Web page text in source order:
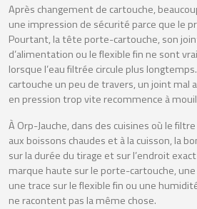
Après changement de cartouche,
une impression de sécurité parce que le
Pourtant, la tête porte-cartouche, son
d’alimentation ou le flexible fin ne sont
lorsque l’eau filtrée circule plus
cartouche un peu de travers, un joint mal
en pression trop vite recommence à
À Orp-Jauche, dans des cuisines où le
aux boissons chaudes et à la cuisson, la
sur la durée du tirage et sur l’endroit
marque haute sur le porte-cartouche,
une trace sur le flexible fin ou une
ne racontent pas la même chose.